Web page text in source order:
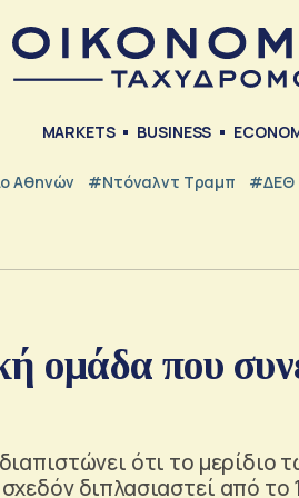
MARKETS BUSINESS
Αθηνών #Ντόναλντ Τραμπ #ΔΕΘ
ομάδα που
ότι το μερίδιο
διπλασιαστεί από το